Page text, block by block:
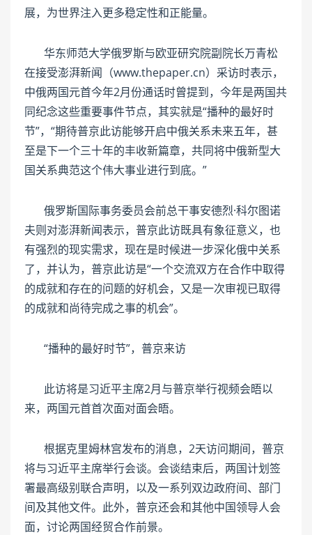
展，为世界注入更多稳定性和正能量。
华东师范大学俄罗斯与欧亚研究院副院长万青松
在接受澎湃新闻（www.thepaper.cn）采访时表示，
中俄两国元首今年2月份通话时曾提到，今年是两国共
同纪念这些重要事件节点，其实就是“播种的最好时
节”，“期待普京此访能够开启中俄关系未来五年，甚
至是下一个三十年的丰收新篇章，共同将中俄新型大
国关系典范这个伟大事业进行到底。”
俄罗斯国际事务委员会前总干事安德烈·科尔图诺
夫则对澎湃新闻表示，普京此访既具有象征意义，也
有强烈的现实需求，现在是时候进一步深化俄中关系
了，并认为，普京此访是“一个交流双方在合作中取得
的成就和存在的问题的好机会，又是一次审视已取得
的成就和尚待完成之事的机会”。
“播种的最好时节”，普京来访
此访将是习近平主席2月与普京举行视频会晤以
来，两国元首首次面对面会晤。
根据克里姆林宫发布的消息，2天访问期间，普京
将与习近平主席举行会谈。会谈结束后，两国计划签
署最高级别联合声明，以及一系列双边政府间、部门
间及其他文件。此外，普京还会和其他中国领导人会
面，讨论两国经贸合作前景。